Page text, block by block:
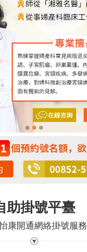
助掛號平臺
康開通網絡掛號服務